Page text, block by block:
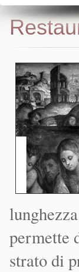
permette
strato di